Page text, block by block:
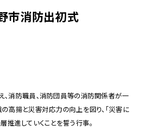
市消防出初式
、消防職員、消防団員等の消防関係者が一
の高揚と災害対応力の向上を図り、「災害に
推進していくことを誓う行事。